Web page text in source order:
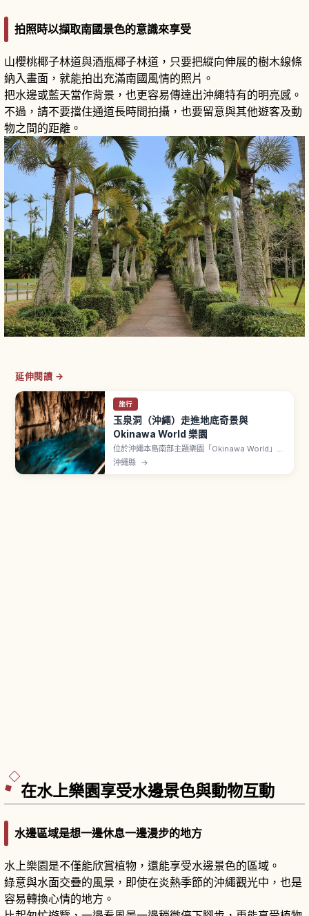
拍照時以擷取南國景色的意識來享受
山櫻桃椰子林道與酒瓶椰子林道，只要把縱向伸展的樹木線條
納入畫面，就能拍出充滿南國風情的照片。
把水邊或藍天當作背景，也更容易傳達出沖繩特有的明亮感。
不過，請不要擋住通道長時間拍攝，也要留意與其他遊客及動
物之間的距離。
延伸閱讀 →
旅行
玉泉洞（沖繩）走進地底奇景與
Okinawa World 樂園
位於沖繩本島南部主題樂園「Okinawa World」內
的玉泉洞，是全長超過5公里、其中約890公尺對
沖繩縣 →
在水上樂園享受水邊景色與動物互動
水邊區域是想一邊休息一邊漫步的地方
水上樂園是不僅能欣賞植物，還能享受水邊景色的區域。
綠意與水面交疊的風景，即使在炎熱季節的沖繩觀光中，也是
容易轉換心情的地方。